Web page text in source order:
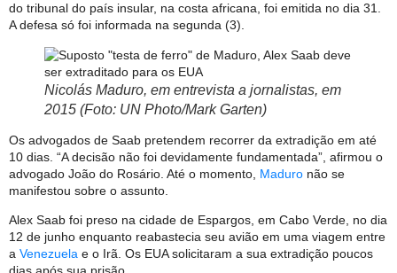
do tribunal do país insular, na costa africana, foi emitida no dia 31.
A defesa só foi informada na segunda (3).
Nicolás Maduro, em entrevista a jornalistas, em
2015 (Foto: UN Photo/Mark Garten)
Os advogados de Saab pretendem recorrer da extradição em até
10 dias. “A decisão não foi devidamente fundamentada”, afirmou o
advogado João do Rosário. Até o momento, Maduro não se
manifestou sobre o assunto.
Alex Saab foi preso na cidade de Espargos, em Cabo Verde, no dia
12 de junho enquanto reabastecia seu avião em uma viagem entre
a Venezuela e o Irã. Os EUA solicitaram a sua extradição poucos